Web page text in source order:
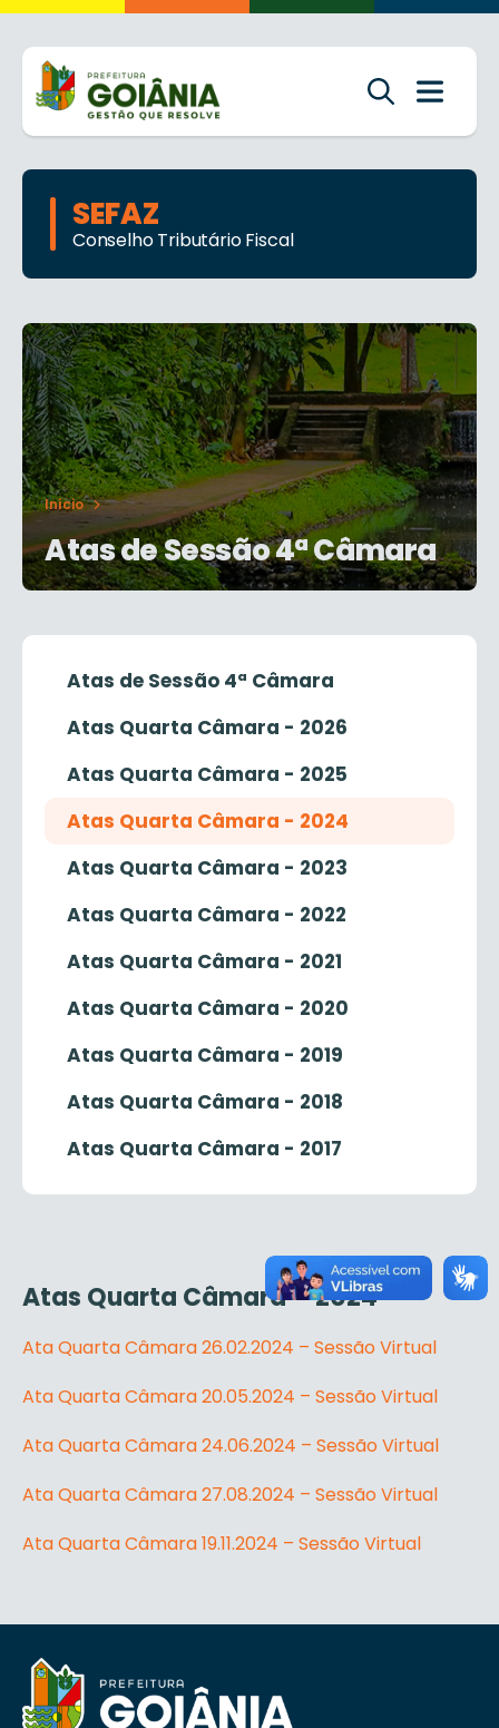
SEFAZ
Conselho Tributário Fiscal
Início
Atas de Sessão 4ª Câmara
Atas de Sessão 4ª Câmara
Atas Quarta Câmara - 2026
Atas Quarta Câmara - 2025
Atas Quarta Câmara - 2024
Atas Quarta Câmara - 2023
Atas Quarta Câmara - 2022
Atas Quarta Câmara - 2021
Atas Quarta Câmara - 2020
Atas Quarta Câmara - 2019
Atas Quarta Câmara - 2018
Atas Quarta Câmara - 2017
Atas Quarta Câmara – 2024
Ata Quarta Câmara 26.02.2024 – Sessão Virtual
Ata Quarta Câmara 20.05.2024 – Sessão Virtual
Ata Quarta Câmara 24.06.2024 – Sessão Virtual
Ata Quarta Câmara 27.08.2024 – Sessão Virtual
Ata Quarta Câmara 19.11.2024 – Sessão Virtual